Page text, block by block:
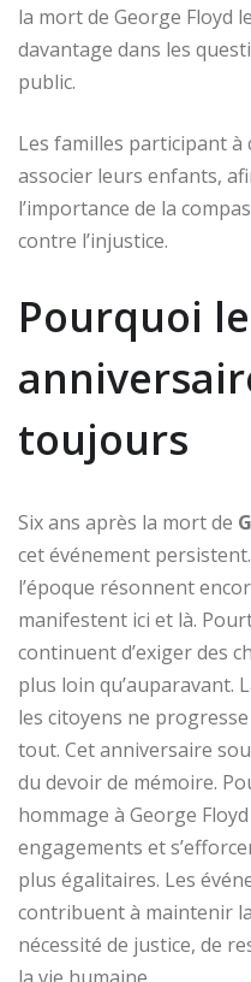
la mort de George Floyd
davantage dans les
public.
Les familles participant à
associer leurs enfants,
l’importance de la
contre l’injustice.
Pourquoi
toujours
Six ans après la mort de
cet événement
l’époque résonnent
manifestent ici et là.
continuent d’exiger des
plus loin qu’auparavant.
les citoyens ne
tout. Cet anniversaire
du devoir de mémoire.
hommage à George
engagements et
plus égalitaires. Les
contribuent à maintenir
nécessité de justice, de